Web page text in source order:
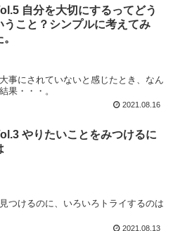
自分を大切にするってどう
うこと？シンプルに考えてみ
事にされていないと感じたとき、なん
果・・・。
2021.08.16
やりたいことをみつけるに
つけるのに、いろいろトライするのは
2021.08.13